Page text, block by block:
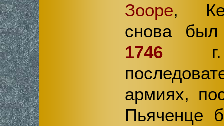
Зооре,
снова
1746г.
армиях,
Пьяченце